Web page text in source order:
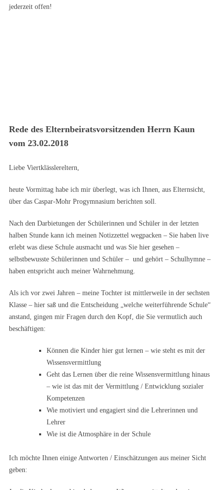
jederzeit offen!
Rede des Elternbeiratsvorsitzenden Herrn Kaun
vom 23.02.2018
Liebe Viertklässlereltern,
heute Vormittag habe ich mir überlegt, was ich Ihnen, aus Elternsicht,
über das Caspar-Mohr Progymnasium berichten soll.
Nach den Darbietungen der Schülerinnen und Schüler in der letzten
halben Stunde kann ich meinen Notizzettel wegpacken – Sie haben live
erlebt was diese Schule ausmacht und was Sie hier gesehen –
selbstbewusste Schülerinnen und Schüler – und gehört – Schulhymne –
haben entspricht auch meiner Wahrnehmung.
Als ich vor zwei Jahren – meine Tochter ist mittlerweile in der sechsten
Klasse – hier saß und die Entscheidung „welche weiterführende Schule“
anstand, gingen mir Fragen durch den Kopf, die Sie vermutlich auch
beschäftigen:
Können die Kinder hier gut lernen – wie steht es mit der
Wissensvermittlung
Geht das Lernen über die reine Wissensvermittlung hinaus
– wie ist das mit der Vermittlung / Entwicklung sozialer
Kompetenzen
Wie motiviert und engagiert sind die Lehrerinnen und
Lehrer
Wie ist die Atmosphäre in der Schule
Ich möchte Ihnen einige Antworten / Einschätzungen aus meiner Sicht
geben: